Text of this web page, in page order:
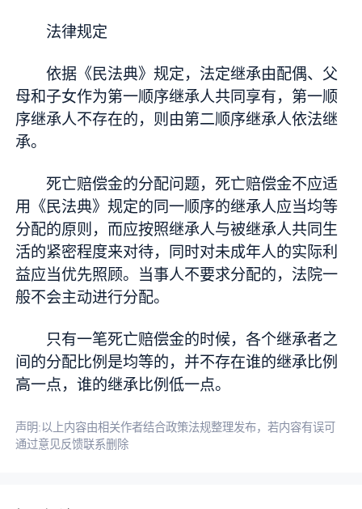
法律规定
依据《民法典》规定，法定继承由配偶、父
母和子女作为第一顺序继承人共同享有，第一顺
序继承人不存在的，则由第二顺序继承人依法继
承。
死亡赔偿金的分配问题，死亡赔偿金不应适
用《民法典》规定的同一顺序的继承人应当均等
分配的原则，而应按照继承人与被继承人共同生
活的紧密程度来对待，同时对未成年人的实际利
益应当优先照顾。当事人不要求分配的，法院一
般不会主动进行分配。
只有一笔死亡赔偿金的时候，各个继承者之
间的分配比例是均等的，并不存在谁的继承比例
高一点，谁的继承比例低一点。
声明:以上内容由相关作者结合政策法规整理发布，若内容有误可
通过意见反馈联系删除